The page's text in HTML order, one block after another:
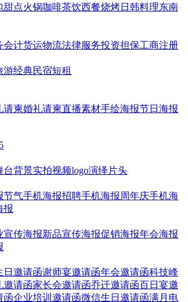
甜点火锅咖啡茶饮西餐烧烤日韩料理东南
会计货运物流法律服务投资担保工商注册
游经典民宿短租
请柬婚礼请柬直播素材手绘海报节日海报
台背景实拍视频logo演绎 片头
节气手机海报招聘手机海报周年庆手机海
报
宣传海报新品宣传海报促销海报年会海报
日邀请函谢师宴邀请函年会邀请函科技峰
邀请函家长会邀请函乔迁邀请函百日宴邀
函企业培训邀请函微信生日邀请函满月电